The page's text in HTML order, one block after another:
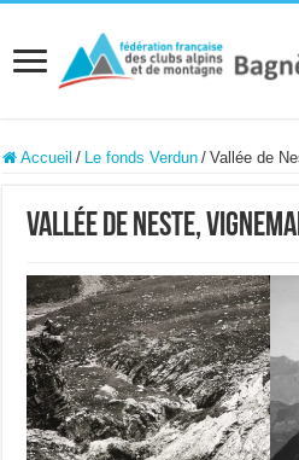
Accueil / Le fonds Verdun / Vallée de
Vallée de Neste,